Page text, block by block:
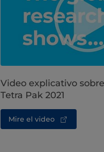
Video explicativo
Tetra Pak 2021
Mire el video